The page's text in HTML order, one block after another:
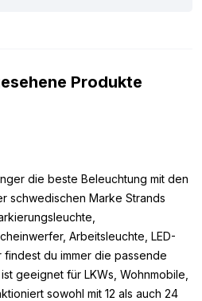
LED bar notiert. Die
LED bar sind wie folgt:
Strands an deinem Fahrzeug
LED bar 10″ ist nicht genau die
wisse, dass Strands die
Abmessungen verfügbar
Produkte
die beste Beleuchtung mit den
schwedischen Marke Strands
Arbeitsleuchte, LED-
du immer die passende
geeignet für LKWs, Wohnmobile,
sowohl mit 12 als auch 24